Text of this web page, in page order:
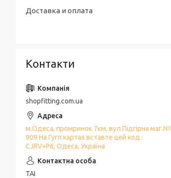
Доставка и оплата
Контакти
shopfitting.com.ua
м.Одеса, промринок 7км, вул.Підгірна маг.№
909 На Гугл картах вставте цей код :
CJRV+P6, Одеса, Україна
ТАІ